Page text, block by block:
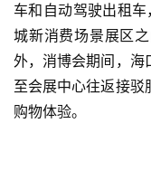
新
科
技
投
车和自动驾驶出租
城新消费场景展区
外，消博会期间，海
至会展中心往返接驳
购物体验。